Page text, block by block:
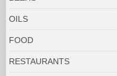
OILS
FOOD
RESTAURANTS